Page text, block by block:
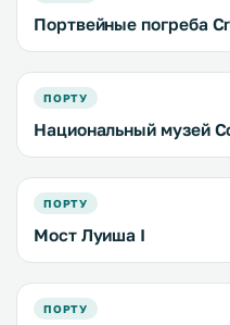
Портвейные погреба
ПОРТУ
Национальный музей
ПОРТУ
Мост Луиша I
ПОРТУ